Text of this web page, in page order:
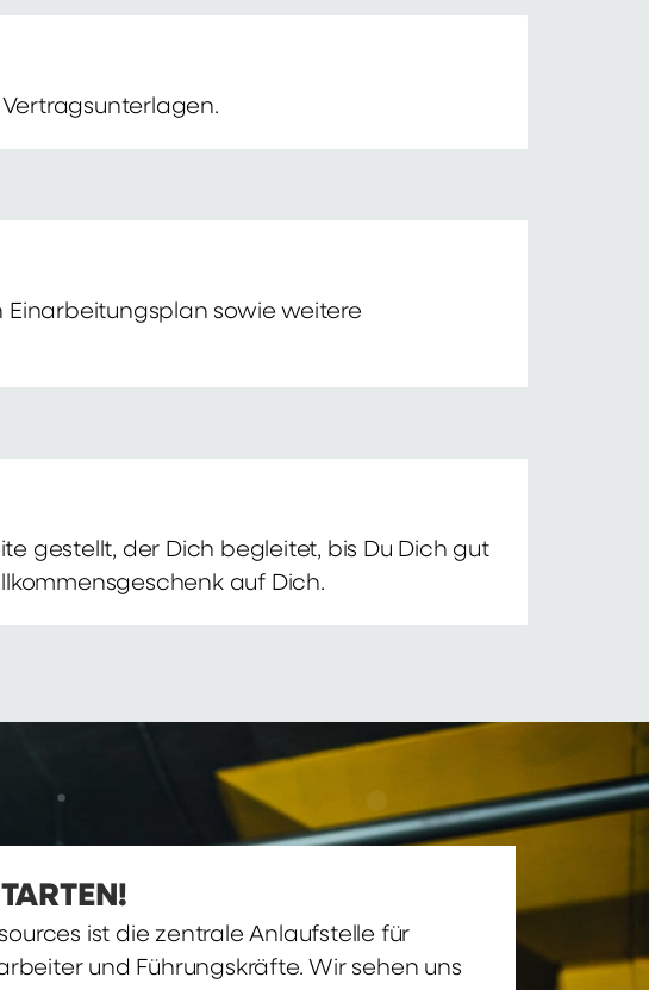
Einarbeitungsplan sowie weitere
gestellt, der Dich begleitet, bis Du Dich gut
auf Dich.
ist die zentrale Anlaufstelle für
und Führungskräfte. Wir sehen uns